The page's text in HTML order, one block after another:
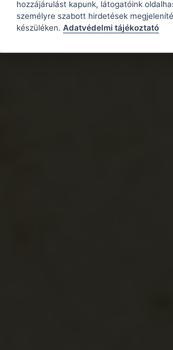
hozzájárulást kapunk, látogatóink
személyre szabott hirdetések
készüléken. Adatvédelmi tájékoztató